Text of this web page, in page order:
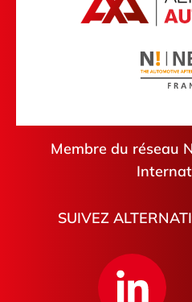
Membre du réseau
SUIVEZ